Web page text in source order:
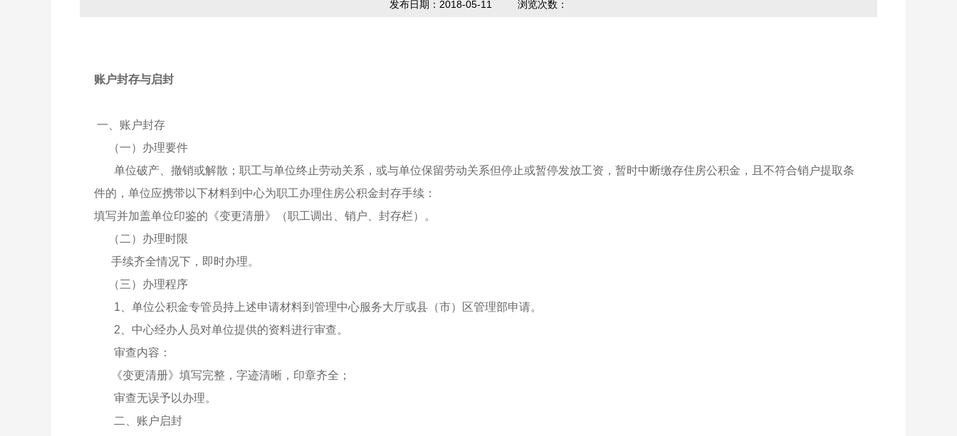
发布日期：2018-05-11 浏览次数：
账户封存与启封
一、账户封存
（一）办理要件
单位破产、撤销或解散；职工与单位终止劳动关系，或与单位保留劳动关系但停止或暂停发放工资，暂时中断缴存住房公积金，且不符合销户提取条
件的，单位应携带以下材料到中心为职工办理住房公积金封存手续：
填写并加盖单位印鉴的《变更清册》（职工调出、销户、封存栏）。
（二）办理时限
手续齐全情况下，即时办理。
（三）办理程序
1、单位公积金专管员持上述申请材料到管理中心服务大厅或县（市）区管理部申请。
2、中心经办人员对单位提供的资料进行审查。
审查内容：
《变更清册》填写完整，字迹清晰，印章齐全；
审查无误予以办理。
二、账户启封